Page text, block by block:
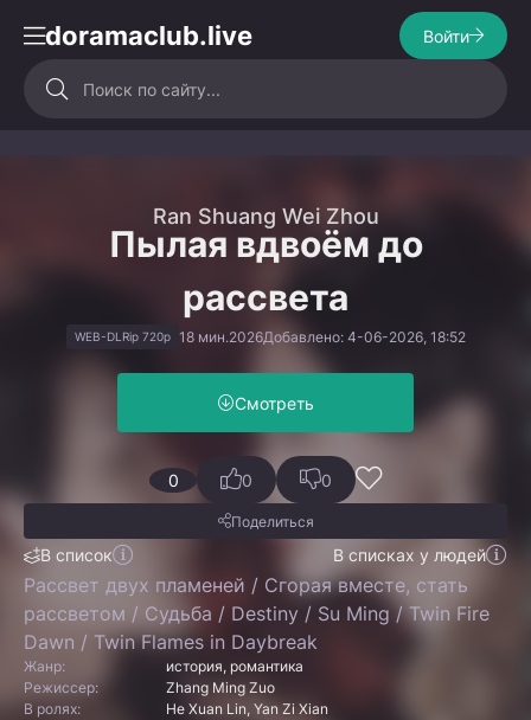
doramaclub.live Войти
Ran Shuang Wei Zhou
Пылая вдвоём до
рассвета
WEB-DLRip 720p 18 мин.2026Добавлено: 4-06-2026, 18:52
Смотреть
0
В список В списках у людей
0 0
Поделиться
Рассвет двух пламеней / Сгорая вместе, стать
рассветом / Судьба / Destiny / Su Ming / Twin Fire
Dawn / Twin Flames in Daybreak
Жанр:
история, романтика
Режиссер:
Zhang Ming Zuo
В ролях:
He Xuan Lin, Yan Zi Xian